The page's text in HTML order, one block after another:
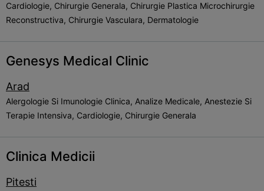
Cardiologie, Chirurgie Generala, Chirurgie Plastica Microchirurgie
Reconstructiva, Chirurgie Vasculara, Dermatologie
Genesys Medical Clinic
Arad
Alergologie Si Imunologie Clinica, Analize Medicale, Anestezie Si
Terapie Intensiva, Cardiologie, Chirurgie Generala
Clinica Medicii
Pitesti